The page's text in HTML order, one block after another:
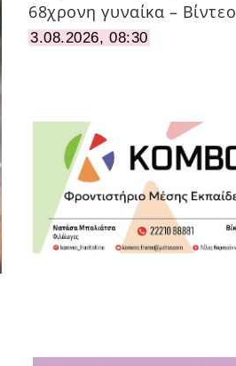
68χρονη γυναίκα – Βίντεο
3.08.2026, 08:30